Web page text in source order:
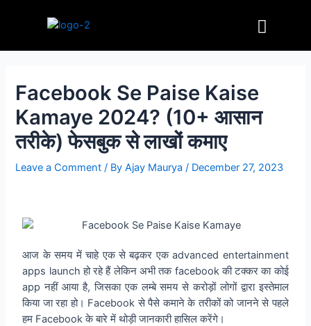
Menu
Facebook Se Paise Kaise
Kamaye 2024? (10+ आसान
तरीके) फेसबुक से लाखों कमाए
Leave a Comment / ByAjay Maurya/ December 27, 2023
आज के समय में चाहे एक से बढ़कर एक advanced entertainment
apps launch हो रहे हैं लेकिन अभी तक facebook की टक्कर का कोई
app नहीं आया है, जिसका एक लम्बे समय से करोड़ों लोगों द्वारा इस्तेमाल
किया जा रहा हो। Facebook से पैसे कमाने के तरीकों को जानने से पहले
हम Facebook के बारे में थोड़ी जानकारी हासिल करेंगे।
navigation